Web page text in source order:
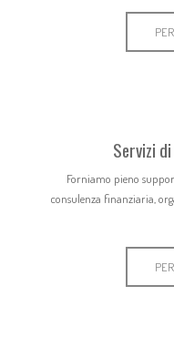
Servizi
Forniamo pieno
consulenza finanziaria,